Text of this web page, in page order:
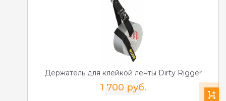
Держатель для клейкой ленты Dirty Rigger
1 700 руб.